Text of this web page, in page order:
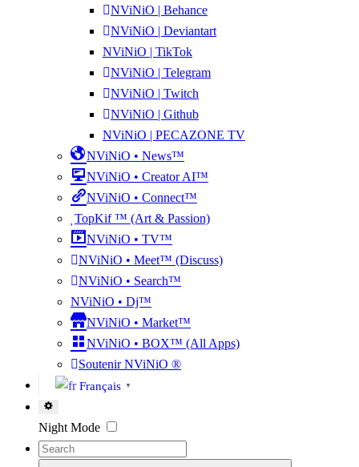
NViNiO | Behance
NViNiO | Deviantart
NViNiO | TikTok
NViNiO | Telegram
NViNiO | Twitch
NViNiO | Github
NViNiO | PECAZONE TV
NViNiO • News™
NViNiO • Creator AI™
NViNiO • Connect™
TopKif ™ (Art & Passion)
NViNiO • TV™
NViNiO • Meet™ (Discuss)
NViNiO • Search™
NViNiO • Dj™
NViNiO • Market™
NViNiO • BOX™ (All Apps)
Soutenir NViNiO ®
Français ▼
Night Mode